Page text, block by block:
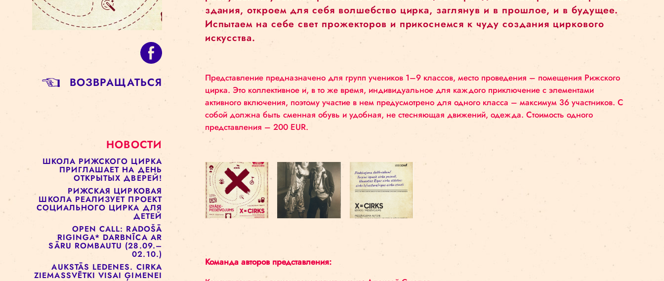
НОВОСТИ
ШКОЛА РИЖСКОГО ЦИРКА
ПРИГЛАШАЕТ НА ДЕНЬ
ОТКРЫТЫХ ДВЕРЕЙ!
РИЖСКАЯ ЦИРКОВАЯ
ШКОЛА РЕАЛИЗУЕТ ПРОЕКТ
СОЦИАЛЬНОГО ЦИРКА ДЛЯ
ДЕТЕЙ
легенды. При деятельном участии представителей разных цирковых
распутаем клубок исторических событий и мифов. Пройдя по лабиринтам
здания, откроем для себя волшебство цирка, заглянув и в прошлое, и в
Испытаем на себе свет прожекторов и прикоснемся к чуду создания
искусства.
Представление предназначено для групп учеников 1–9 классов, место проведения – помещения
цирка. Это коллективное и, в то же время, индивидуальное для каждого приключение с
активного включения, поэтому участие в нем предусмотрено для одного класса – максимум 36
собой должна быть сменная обувь и удобная, не стесняющая движений, одежда. Стоимость
представления – 200 EUR.